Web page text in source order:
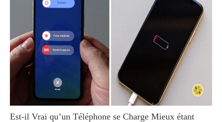
Est-il Vrai qu’un Téléphone se Charge Mieux étant